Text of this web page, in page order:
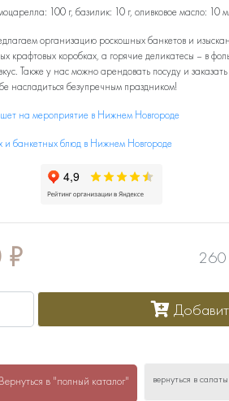
100 г, базилик: 10 г, оливковое масло: 10
организацию роскошных банкетов и
крафтовых коробках, а горячие деликатесы – в
Также у нас можно арендовать посуду и
насладиться безупречным праздником!
на мероприятие в Нижнем Новгороде
и банкетных блюд в Нижнем Новгороде
₽ 260
Вернуться в "полный каталог" вернуться в салаты